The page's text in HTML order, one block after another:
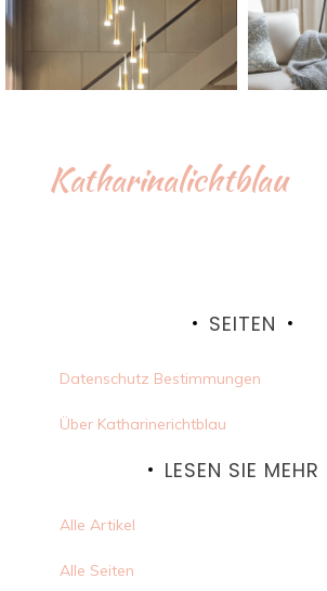
Katharinalichtblau
SEITEN
Datenschutz Bestimmungen
Über Katharinerichtblau
LESEN SIE MEHR
Alle Artikel
Alle Seiten